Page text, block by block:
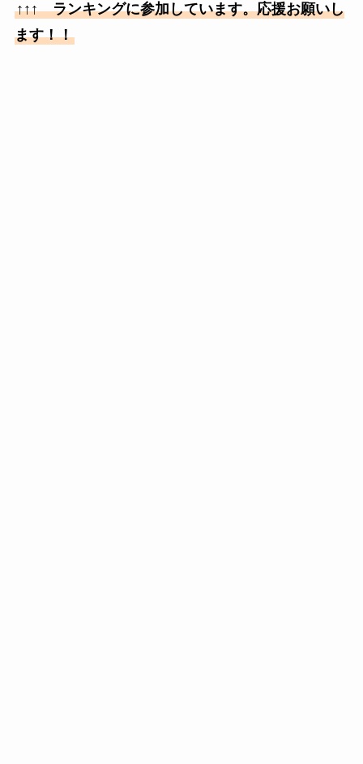
↑↑↑ ランキングに参加しています。応援お願いし
ます！！